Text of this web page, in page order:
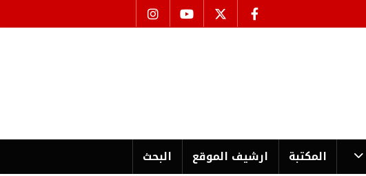
المكتبة ارشیف الموقع البحث